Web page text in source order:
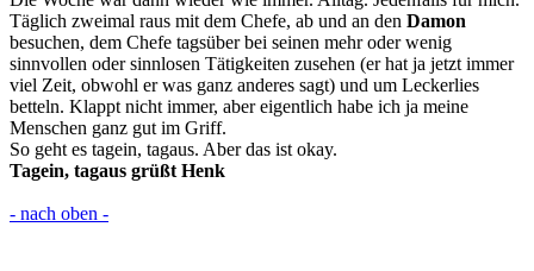
Täglich zweimal raus mit dem Chefe, ab und an den Damon
besuchen, dem Chefe tagsüber bei seinen mehr oder wenig
sinnvollen oder sinnlosen Tätigkeiten zusehen (er hat ja jetzt immer
viel Zeit, obwohl er was ganz anderes sagt) und um Leckerlies
betteln. Klappt nicht immer, aber eigentlich habe ich ja meine
Menschen ganz gut im Griff.
So geht es tagein, tagaus. Aber das ist okay.
Tagein, tagaus grüßt Henk
- nach oben -